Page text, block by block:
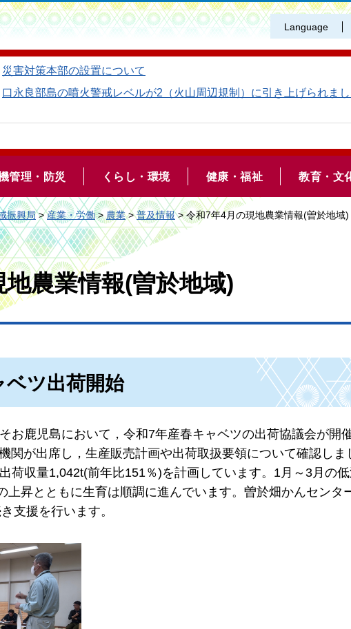
Language
災害対策本部の設置について
口永良部島の噴火警戒レベルが2（火山周辺規制）に引き上げられまし
管理・防災 くらし・環境 健康・福祉 教育・文
振興局>産業・労働>農業>普及情報> 令和7年4月の現地農業情報(曽於地域)
農業情報(曽於地域)
ベツ出荷開始
お鹿児島において，令和7年産春キャベツの出荷協議会が開
関が出席し，生産販売計画や出荷取扱要領について確認し
荷収量1,042t(前年比151％)を計画しています。1月～3月の
上昇とともに生育は順調に進んでいます。曽於畑かんセンタ
支援を行います。